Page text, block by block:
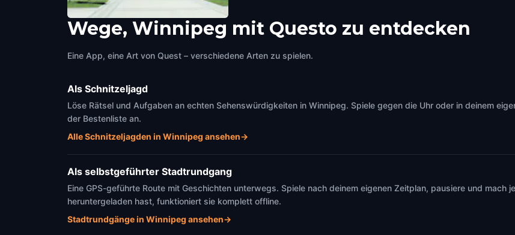
The Manitoba Legislative Building
Wege, Winnipeg mit Questo zu entdecken
Eine App, eine Art von Quest – verschiedene Arten zu spielen.
Als Schnitzeljagd
Löse Rätsel und Aufgaben an echten Sehenswürdigkeiten in Winnipeg. Spiele gegen die Uhr oder in deinem
der Bestenliste an.
Alle Schnitzeljagden in Winnipeg ansehen→
Als selbstgeführter Stadtrundgang
Eine GPS-geführte Route mit Geschichten unterwegs. Spiele nach deinem eigenen Zeitplan, pausiere und mach
heruntergeladen hast, funktioniert sie komplett offline.
Stadtrundgänge in Winnipeg ansehen→